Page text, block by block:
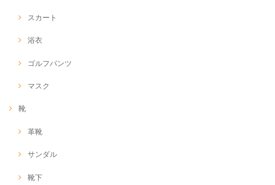
スカート
浴衣
ゴルフパンツ
マスク
靴
革靴
サンダル
靴下